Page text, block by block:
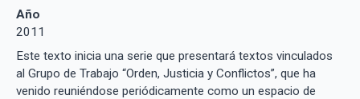
Año
2011
Este texto inicia una serie que presentará textos vinculados
al Grupo de Trabajo “Orden, Justicia y Conflictos”, que ha
venido reuniéndose periódicamente como un espacio de